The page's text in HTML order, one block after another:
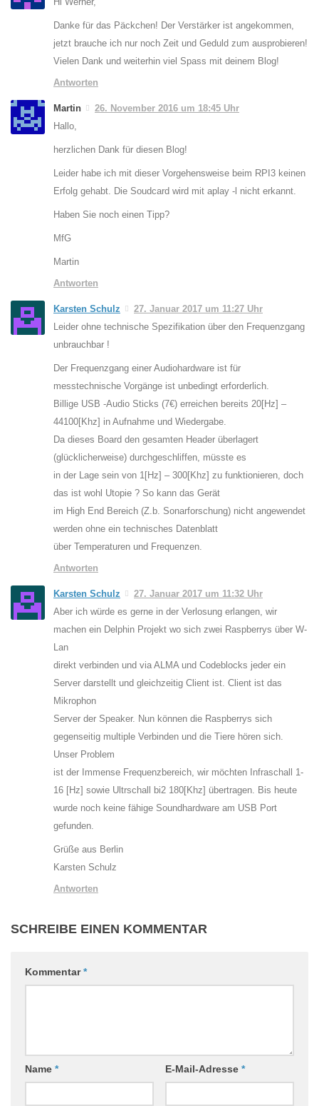
Danke für das Päckchen! Der Verstärker ist angekommen,
jetzt brauche ich nur noch Zeit und Geduld zum ausprobieren!
Vielen Dank und weiterhin viel Spass mit deinem Blog!
Antworten
Martin
26. November 2016 um 18:45 Uhr
Hallo,
herzlichen Dank für diesen Blog!
Leider habe ich mit dieser Vorgehensweise beim RPI3 keinen
Erfolg gehabt. Die Soudcard wird mit aplay -l nicht erkannt.
Haben Sie noch einen Tipp?
MfG
Martin
Antworten
Karsten Schulz
27. Januar 2017 um 11:27 Uhr
Leider ohne technische Spezifikation über den Frequenzgang
unbrauchbar !
Der Frequenzgang einer Audiohardware ist für
messtechnische Vorgänge ist unbedingt erforderlich.
Billige USB -Audio Sticks (7€) erreichen bereits 20[Hz] –
44100[Khz] in Aufnahme und Wiedergabe.
Da dieses Board den gesamten Header überlagert
(glücklicherweise) durchgeschliffen, müsste es
in der Lage sein von 1[Hz] – 300[Khz] zu funktionieren, doch
das ist wohl Utopie ? So kann das Gerät
im High End Bereich (Z.b. Sonarforschung) nicht angewendet
werden ohne ein technisches Datenblatt
über Temperaturen und Frequenzen.
Antworten
Karsten Schulz
27. Januar 2017 um 11:32 Uhr
Aber ich würde es gerne in der Verlosung erlangen, wir
machen ein Delphin Projekt wo sich zwei Raspberrys über W-
Lan
direkt verbinden und via ALMA und Codeblocks jeder ein
Server darstellt und gleichzeitig Client ist. Client ist das
Mikrophon
Server der Speaker. Nun können die Raspberrys sich
gegenseitig multiple Verbinden und die Tiere hören sich.
Unser Problem
ist der Immense Frequenzbereich, wir möchten Infraschall 1-
16 [Hz] sowie Ultrschall bi2 180[Khz] übertragen. Bis heute
wurde noch keine fähige Soundhardware am USB Port
gefunden.
Grüße aus Berlin
Karsten Schulz
Antworten
SCHREIBE EINEN KOMMENTAR
Kommentar*
Name * E-Mail-Adresse *